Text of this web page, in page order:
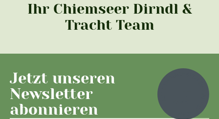
Ihr Chiemseer Dirndl &
Tracht Team
Jetzt unseren
Newsletter
abonnieren